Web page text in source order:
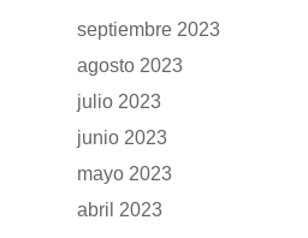
septiembre 2023
agosto 2023
julio 2023
junio 2023
mayo 2023
abril 2023